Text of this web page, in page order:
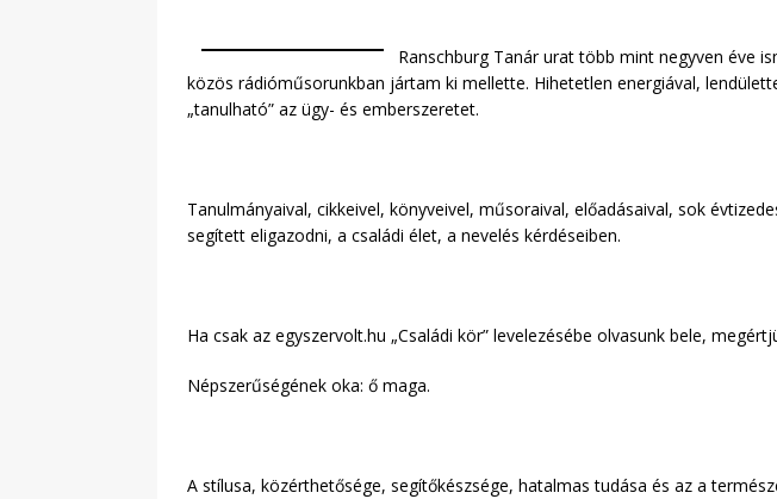
Ranschburg Tanár urat több mint negyven éve
közös rádióműsorunkban jártam ki mellette. Hihetetlen energiával,
„tanulható” az ügy- és emberszeretet.
Tanulmányaival, cikkeivel, könyveivel, műsoraival, előadásaival, sok
segített eligazodni, a családi élet, a nevelés kérdéseiben.
Ha csak az egyszervolt.hu „Családi kör” levelezésébe olvasunk bele,
Népszerűségének oka: ő maga.
A stílusa, közérthetősége, segítőkészsége, hatalmas tudása és az a